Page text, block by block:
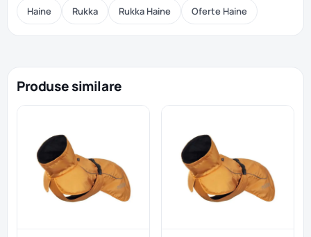
Haine Rukka Rukka Haine Oferte Haine
Produse similare